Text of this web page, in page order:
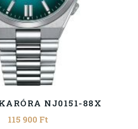
NJ0151-88X
115 900 Ft